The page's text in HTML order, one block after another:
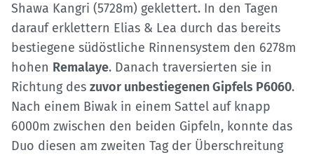
Shawa Kangri (5728m) geklettert. In den Tagen
darauf erklettern Elias & Lea durch das bereits
bestiegene südöstliche Rinnensystem den 6278m
hohen Remalaye. Danach traversierten sie in
Richtung des zuvor unbestiegenen Gipfels P6060.
Nach einem Biwak in einem Sattel auf knapp
6000m zwischen den beiden Gipfeln, konnte das
Duo diesen am zweiten Tag der Überschreitung